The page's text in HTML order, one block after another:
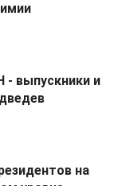
- выпускники и
на